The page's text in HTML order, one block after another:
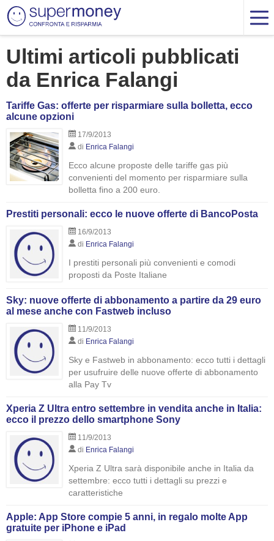
Ultimi articoli pubblicati
da Enrica Falangi
Tariffe Gas: offerte per risparmiare sulla bolletta, ecco
alcune opzioni
17/9/2013
di Enrica Falangi
Ecco alcune proposte delle tariffe gas più
convenienti del momento per risparmiare sulla
bolletta fino a 200 euro.
Prestiti personali: ecco le nuove offerte di BancoPosta
16/9/2013
di Enrica Falangi
I prestiti personali più convenienti e comodi
proposti da Poste Italiane
Sky: nuove offerte di abbonamento a partire da 29 euro
al mese anche con Fastweb incluso
11/9/2013
di Enrica Falangi
Sky e Fastweb in abbonamento: ecco tutti i dettagli
per usufruire delle nuove offerte di abbonamento
alla Pay Tv
Xperia Z Ultra entro settembre in vendita anche in Italia:
ecco il prezzo dello smartphone Sony
11/9/2013
di Enrica Falangi
Xperia Z Ultra sarà disponibile anche in Italia da
settembre: ecco tutti i dettagli su prezzi e
caratteristiche
Apple: App Store compie 5 anni, in regalo molte App
gratuite per iPhone e iPad